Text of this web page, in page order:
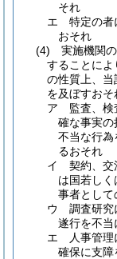
それ
エ
特定の者
おそれ
(4)
実施機関
することに
の性質上、
を及ぼすお
ア
監査、
確な事実の
不当な行為
るおそれ
イ
契約、交
は国若し
事者として
ウ
調査研究
遂行を不当
エ
人事管
確保に支障